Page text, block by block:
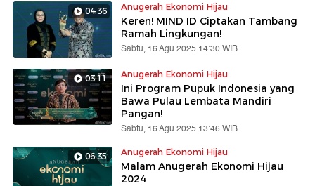
04:36 Anugerah Ekonomi Hijau
Keren! MIND ID Ciptakan Tambang
Ramah Lingkungan!
Sabtu, 16 Agu 2025 14:30 WIB
03:11 Anugerah Ekonomi Hijau
Ini Program Pupuk Indonesia yang
Bawa Pulau Lembata Mandiri
Pangan!
Sabtu, 16 Agu 2025 13:46 WIB
06:35 Anugerah Ekonomi Hijau
Malam Anugerah Ekonomi Hijau
2024